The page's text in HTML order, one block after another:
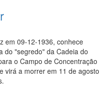
em 09-12-1936, conhece
do "segredo" da Cadeia do
o Campo de Concentração
virá a morrer em 11 de agosto